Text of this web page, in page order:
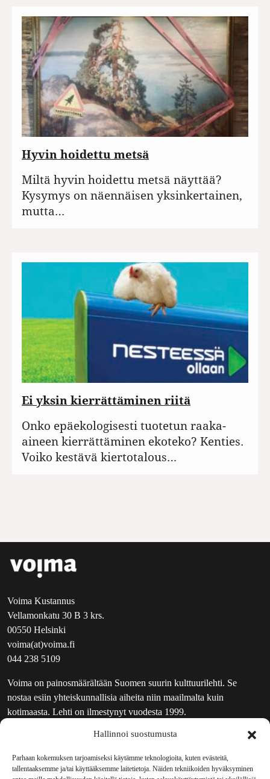
Hallinnoi suostumusta
Parhaan kokemuksen tarjoamiseksi käytämme teknologioita, kuten evästeitä,
tallentaaksemme ja/tai käyttääksemme laitetietoja. Näiden tekniikoiden hyväksyminen
Hyvin hoidettu metsä
Miltä hyvin hoidettu metsä näyttää?
Kysymys on näennäisen yksinkertainen,
mutta…
Ei yksin kierrättäminen riitä
Onko epäekologisesti tuotetun raaka-
aineen kierrättäminen ekoteko? Kenties.
Voiko kestävä kiertotalous…
Voima Kustannus
Vellamonkatu 30 B 3 krs.
00550 Helsinki
voima(at)voima.fi
044 238 5109
Voima on painosmäärältään Suomen suurin kulttuurilehti. Se
nostaa esiin yhteiskunnallisia aiheita niin maailmalta kuin
kotimaasta. Lehti on ilmestynyt vuodesta 1999.
UUTISKIRJE
MAINOSTAJILLE